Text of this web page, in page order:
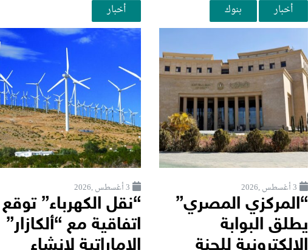
أخبار بنوك
3 أغسطس ,2026
“المركزي المصري”
يطلق البوابة
أخبار
3 أغسطس ,2026
“نقل الكهرباء” توقع
اتفاقية مع “ألكازار”